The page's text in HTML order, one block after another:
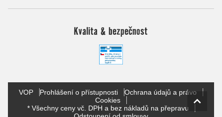
Kvalita & bezpečnost
VOP Prohlášení o přístupnosti
Ochrana údajů a právo
Cookies
* Všechny ceny vč. DPH a bez nákladů na přepravu